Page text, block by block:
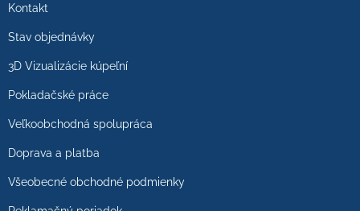
Kontakt
Stav objednávky
3D Vizualizácie kúpeľní
Pokladačské práce
Veľkoobchodná spolupráca
Doprava a platba
Všeobecné obchodné podmienky